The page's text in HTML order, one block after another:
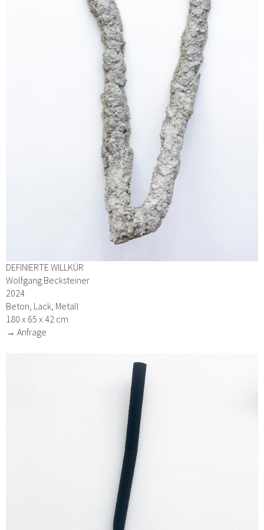
DEFINIERTE WILLKÜR
Wolfgang Becksteiner
2024
Beton, Lack, Metall
180 x 65 x 42 cm
→ Anfrage